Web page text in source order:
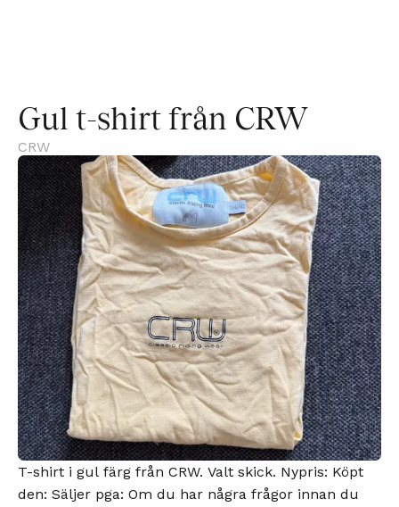
Gul t-shirt från CRW
CRW
T-shirt i gul färg från CRW. Valt skick. Nypris: Köpt
den: Säljer pga: Om du har några frågor innan du